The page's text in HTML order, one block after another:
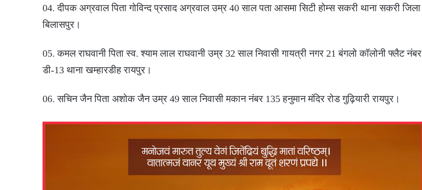
04. दीपक अग्रवाल पिता गोविन्द प्रसाद अग्रवाल उम्र 40 साल पता आसमा सिटी होम्स सकरी थाना सकरी जिला
बिलासपुर।
05. कमल राघवानी पिता स्व. श्याम लाल राघवानी उम्र 32 साल निवासी गायत्री नगर 21 बंगलो कॉलोनी फ्लैट नंबर
डी-13 थाना खम्हारडीह रायपुर।
06. सचिन जैन पिता अशोक जैन उम्र 49 साल निवासी मकान नंबर 135 हनुमान मंदिर रोड गुढ़ियारी रायपुर।